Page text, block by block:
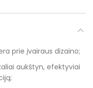
prie įvairaus dizaino;
aukštyn, efektyviai